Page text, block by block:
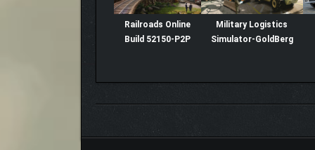
Railroads Online
Build 52150-P2P
Military Logistics
Simulator-GoldBerg